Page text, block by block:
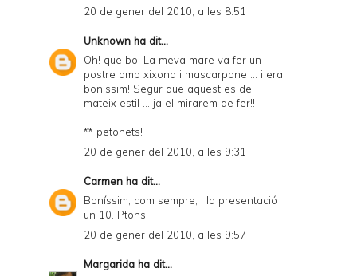
20 de gener del 2010, a les 8:51
Unknown ha dit...
Oh! que bo! La meva mare va fer un
postre amb xixona i mascarpone ... i era
bonissim! Segur que aquest es del
mateix estil ... ja el mirarem de fer!!
** petonets!
20 de gener del 2010, a les 9:31
Carmen ha dit...
Boníssim, com sempre, i la presentació
un 10. Ptons
20 de gener del 2010, a les 9:57
Margarida ha dit...